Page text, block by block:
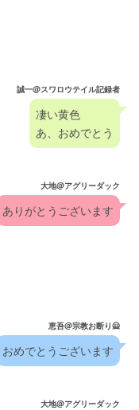
誠一@スワロウテイル記録者
凄い黄色
あ、おめでとう
大地@アグリーダック
ありがとうございます
恵吾@宗教お断り🙅
おめでとうございます
大地@アグリーダック